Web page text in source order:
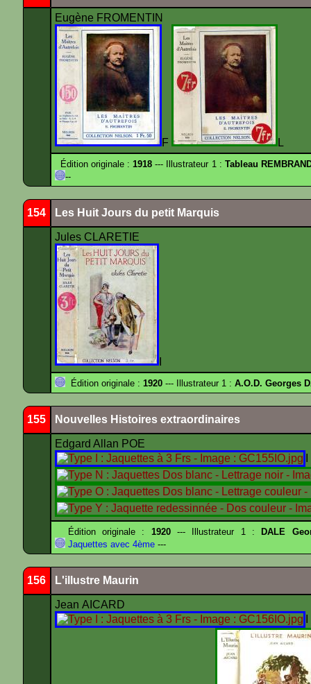
Eugène FROMENTIN
F L
Édition originale :1918 --- Illustrateur 1 : Tableau
--
154 Les Huit Jours du petit Marquis
Jules CLARETIE
Édition originale : 1920 --- Illustrateur 1 : A.O.D. Georges
155 Nouvelles Histoires extraordinaires
Edgard Allan POE
Édition originale : 1920--- Illustrateur 1 :
DALE
Jaquettes avec 4ème ---
156 L'illustre Maurin
Jean AICARD